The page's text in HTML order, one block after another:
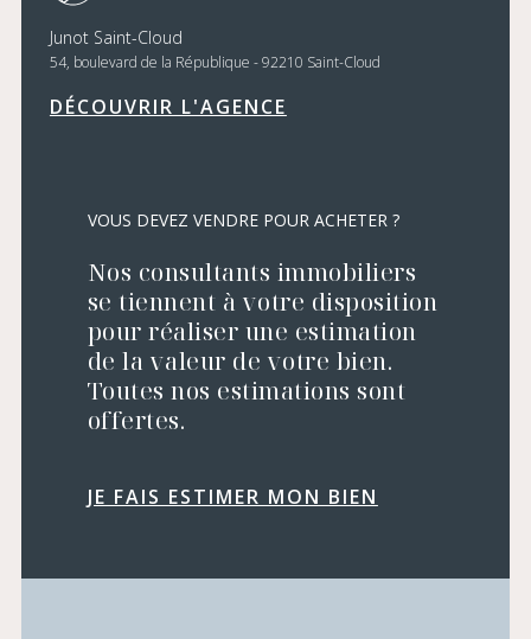
Junot Saint-Cloud
54, boulevard de la République - 92210 Saint-Cloud
DÉCOUVRIR L'AGENCE
VOUS DEVEZ VENDRE POUR ACHETER ?
Nos consultants immobiliers
se tiennent à votre disposition
pour réaliser une estimation
de la valeur de votre bien.
Toutes nos estimations sont
offertes.
JE FAIS ESTIMER MON BIEN